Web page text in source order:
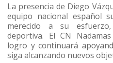
La presencia de Diego
equipo nacional español
merecido a su
deportiva. El CN
logro y continuará
siga alcanzando nuevos